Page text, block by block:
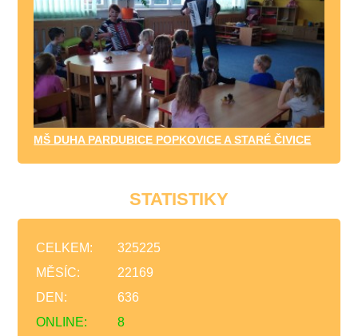
MŠ DUHA PARDUBICE POPKOVICE A STARÉ ČIVICE
STATISTIKY
ONLINE: 8
CELKEM:
325225
MĚSÍC:
22169
DEN:
636